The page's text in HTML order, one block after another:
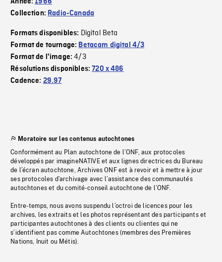
Collection: Radio-Canada
Formats disponibles: Digital Beta
Format de tournage: Betacam digital 4/3
Format de l'image:4/3
Résolutions disponibles:720 x 486
Cadence: 29.97
Moratoire sur les contenus autochtones
Conformément au Plan autochtone de l’ONF, aux protocoles
développés par imagineNATIVE et aux lignes directrices du Bureau
de l’écran autochtone, Archives ONF est à revoir et à mettre à jour
ses protocoles d’archivage avec l’assistance des communautés
autochtones et du comité-conseil autochtone de l’ONF.
Entre-temps, nous avons suspendu l’octroi de licences pour les
archives, les extraits et les photos représentant des participants et
participantes autochtones à des clients ou clientes qui ne
s’identifient pas comme Autochtones (membres des Premières
Nations, Inuit ou Métis).